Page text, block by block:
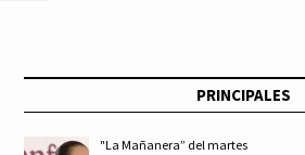
PRINCIPALES
"La Mañanera” del martes